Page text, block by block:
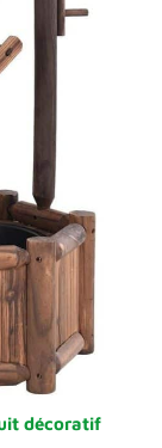
décoratif